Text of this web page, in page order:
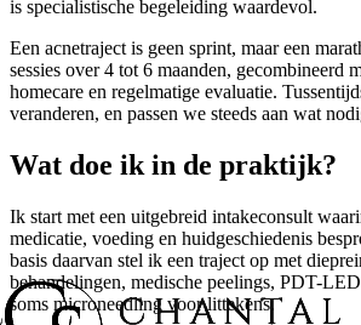
is specialistische begeleiding waardevol.
Een acnetraject is geen sprint, maar een
sessies over 4 tot 6 maanden, gecombineerd
homecare en regelmatige evaluatie.
veranderen, en passen we steeds aan wat
Wat doe ik in de praktijk?
Ik start met een uitgebreid intakeconsult
medicatie, voeding en huidgeschiedenis
basis daarvan stel ik een traject op met
behandelingen, medische peelings, PDT-
soms microneedling voor littekens.